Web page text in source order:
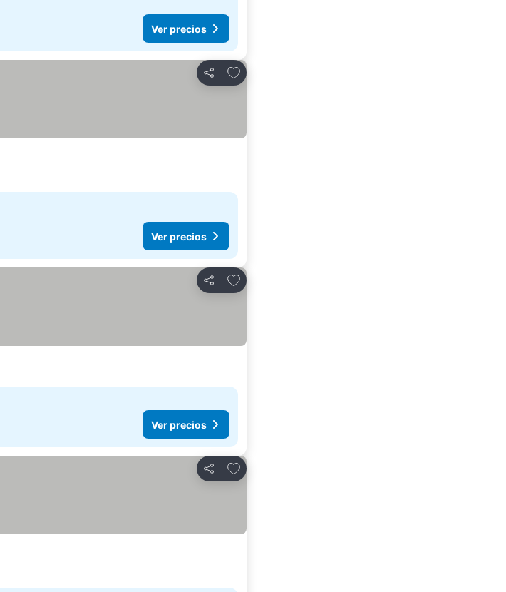
Ver precios
Compartir
Agregar a favoritos
Ver precios
Compartir
Agregar a favoritos
Ver precios
Compartir
Agregar a favoritos